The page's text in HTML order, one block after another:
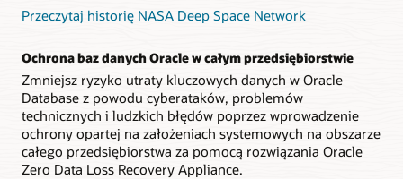
Przeczytaj historię NASA Deep Space Network
Ochrona baz danych Oracle w całym przedsiębiorstwie
Zmniejsz ryzyko utraty kluczowych danych w Oracle
Database z powodu cyberataków, problemów
technicznych i ludzkich błędów poprzez wprowadzenie
ochrony opartej na założeniach systemowych na obszarze
całego przedsiębiorstwa za pomocą rozwiązania Oracle
Zero Data Loss Recovery Appliance.